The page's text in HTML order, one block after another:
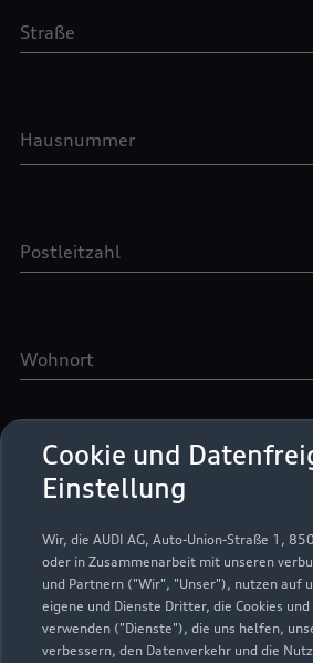
Cookie und
Einstellung
Wir, die AUDI AG, Auto-Union-Straße 1,
oder in Zusammenarbeit mit unseren
und Partnern ("Wir", "Unser"), nutzen auf
eigene und Dienste Dritter, die Cookies
verwenden ("Dienste"), die uns helfen,
verbessern, den Datenverkehr und die